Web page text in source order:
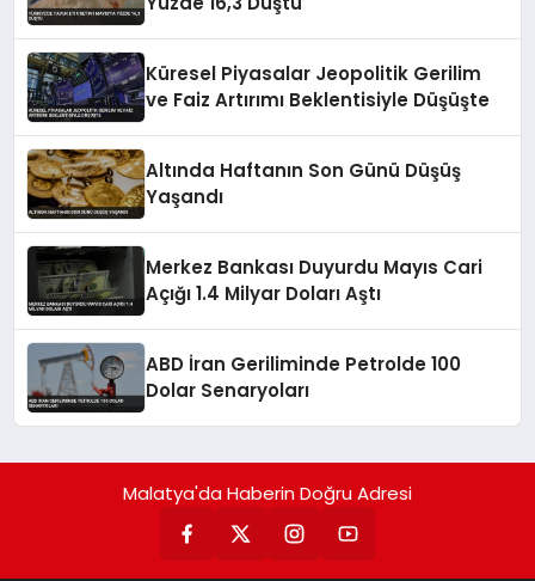
Küresel Piyasalar Jeopolitik Gerilim
ve Faiz Artırımı Beklentisiyle Düşüşte
Altında Haftanın Son Günü Düşüş
Yaşandı
Merkez Bankası Duyurdu Mayıs Cari
Açığı 1.4 Milyar Doları Aştı
ABD İran Geriliminde Petrolde 100
Dolar Senaryoları
Malatya'da Haberin Doğru Adresi